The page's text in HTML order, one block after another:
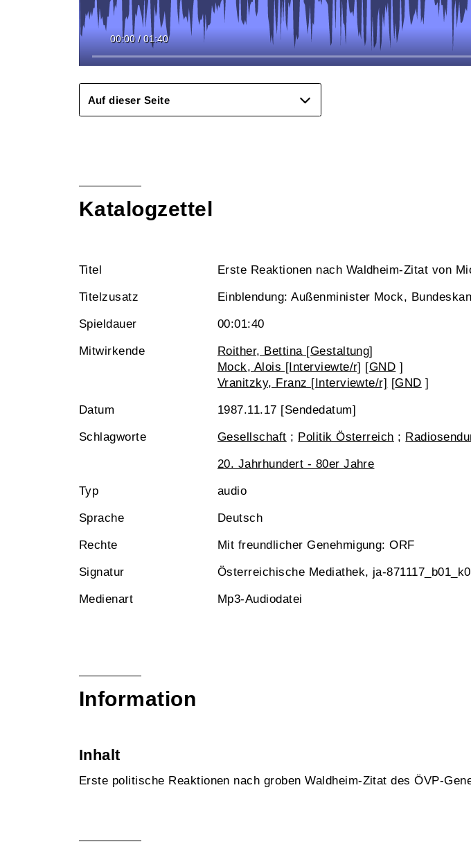
00:00 / 01:40
Auf dieser Seite
Katalogzettel
Titel Erste Reaktionen nach Waldheim-Zitat von
Titelzusatz Einblendung: Außenminister Mock,
Spieldauer 00:01:40
Mitwirkende
Roither, Bettina [Gestaltung]
Mock, Alois [Interviewte/r] [GND ]
Vranitzky, Franz [Interviewte/r] [GND ]
Datum 1987.11.17 [Sendedatum]
Schlagworte Gesellschaft ; Politik Österreich ;
20. Jahrhundert - 80er Jahre
Typ audio
Sprache Deutsch
Rechte Mit freundlicher Genehmigung: ORF
Signatur Österreichische Mediathek, ja-
Medienart Mp3-Audiodatei
Information
Inhalt
Erste politische Reaktionen nach groben Waldheim-Zitat des ÖVP-